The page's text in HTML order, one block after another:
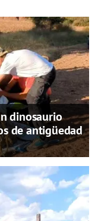
dinosaurio
de antigüedad